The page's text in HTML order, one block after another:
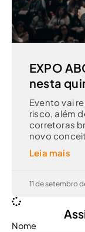
EXPO
nesta
Evento vai
risco, além
corretoras
novo
Leia mais
11 de setembro
Nome